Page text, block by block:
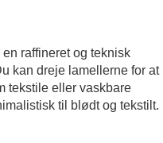
raffineret og teknisk
kan dreje lamellerne for at
tekstile eller vaskbare
til blødt og tekstilt.